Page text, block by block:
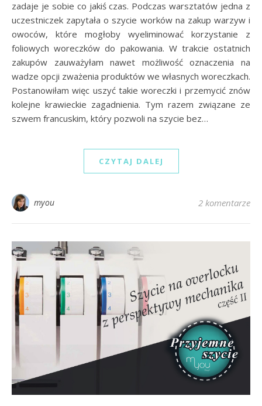
zadaje je sobie co jakiś czas. Podczas warsztatów jedna z
uczestniczek zapytała o szycie worków na zakup warzyw i
owoców, które mogłoby wyeliminować korzystanie z
foliowych woreczków do pakowania. W trakcie ostatnich
zakupów zauważyłam nawet możliwość oznaczenia na
wadze opcji zważenia produktów we własnych woreczkach.
Postanowiłam więc uszyć takie woreczki i przemycić znów
kolejne krawieckie zagadnienia. Tym razem związane ze
szwem francuskim, który pozwoli na szycie bez…
CZYTAJ DALEJ
myou 2 komentarze